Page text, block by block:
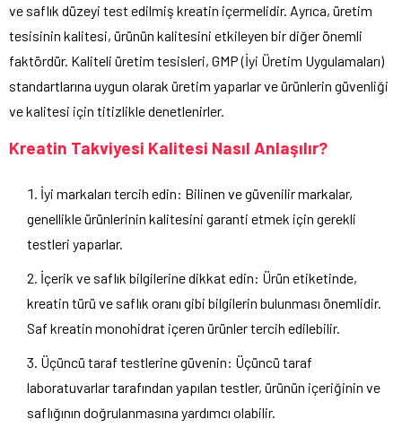
ve saflık düzeyi test edilmiş kreatin içermelidir. Ayrıca, üretim
tesisinin kalitesi, ürünün kalitesini etkileyen bir diğer önemli
faktördür. Kaliteli üretim tesisleri, GMP (İyi Üretim Uygulamaları)
standartlarına uygun olarak üretim yaparlar ve ürünlerin güvenliği
ve kalitesi için titizlikle denetlenirler.
Kreatin Takviyesi Kalitesi Nasıl Anlaşılır?
İyi markaları tercih edin: Bilinen ve güvenilir markalar,
genellikle ürünlerinin kalitesini garanti etmek için gerekli
testleri yaparlar.
İçerik ve saflık bilgilerine dikkat edin: Ürün etiketinde,
kreatin türü ve saflık oranı gibi bilgilerin bulunması önemlidir.
Saf kreatin monohidrat içeren ürünler tercih edilebilir.
Üçüncü taraf testlerine güvenin: Üçüncü taraf
laboratuvarlar tarafından yapılan testler, ürünün içeriğinin ve
saflığının doğrulanmasına yardımcı olabilir.